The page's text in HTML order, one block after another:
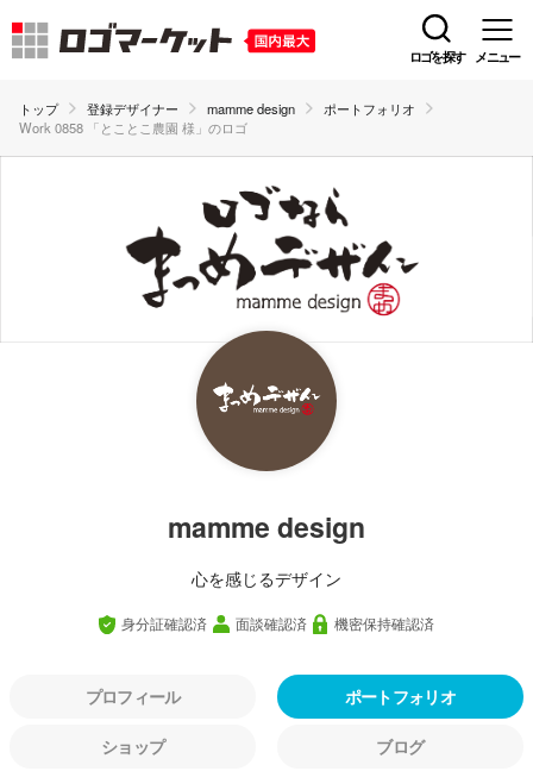
ロゴを探す メニュー
トップ 登録デザイナー mamme design
ポートフォリオ
Work 0858 「とことこ農園 様」のロゴ
mamme design
心を感じるデザイン
身分証確認済 面談確認済 機密保持確認済
プロフィール ポートフォリオ
ショップ ブログ